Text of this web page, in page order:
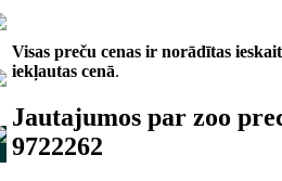
Visas preču cenas ir norādītas
iekļautas cenā.
Jautajumos par zoo
9722262